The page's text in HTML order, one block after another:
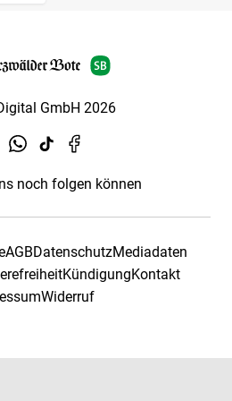
GmbH 2026
noch folgen können
AGBDatenschutzMediadaten
KündigungKontakt
Widerruf